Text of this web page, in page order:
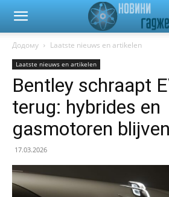
Новини
гаджетів
автомобілів
Додому Laatste nieuws en artikelen
Laatste nieuws en artikelen
Bentley schraapt
terug: hybrides en
gasmotoren
17.03.2026